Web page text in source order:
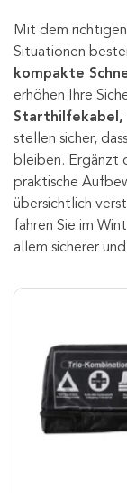
Mit dem
Situationen
kompakte
erhöhen Ihre
Starthilfekabel,
stellen sicher,
bleiben. Ergänzt
praktische
übersichtlich
fahren Sie im
allem sicherer